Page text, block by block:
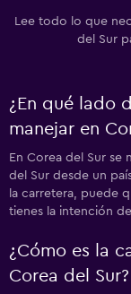
Lee todo lo que
del Sur
¿En qué lado
manejar en
En Corea del Sur se
del Sur desde un
la carretera, puede
tienes la intención
¿Cómo es la
Corea del Sur?